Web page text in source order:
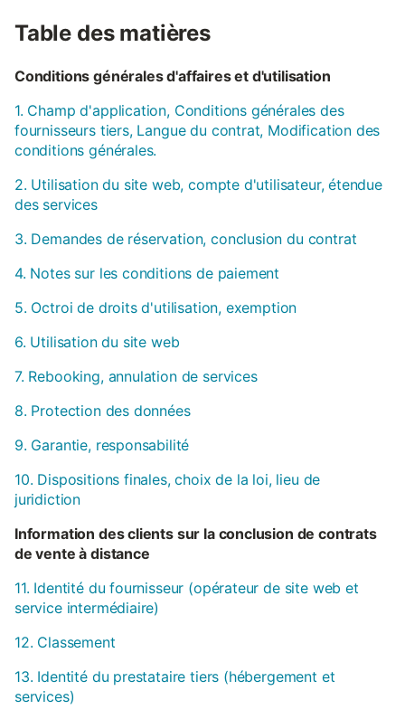
Table des matières
Conditions générales d'affaires et d'utilisation
1. Champ d'application, Conditions générales des
fournisseurs tiers, Langue du contrat, Modification des
conditions générales.
2. Utilisation du site web, compte d'utilisateur, étendue
des services
3. Demandes de réservation, conclusion du contrat
4. Notes sur les conditions de paiement
5. Octroi de droits d'utilisation, exemption
6. Utilisation du site web
7. Rebooking, annulation de services
8. Protection des données
9. Garantie, responsabilité
10. Dispositions finales, choix de la loi, lieu de
juridiction
Information des clients sur la conclusion de contrats
de vente à distance
11. Identité du fournisseur (opérateur de site web et
service intermédiaire)
12. Classement
13. Identité du prestataire tiers (hébergement et
services)